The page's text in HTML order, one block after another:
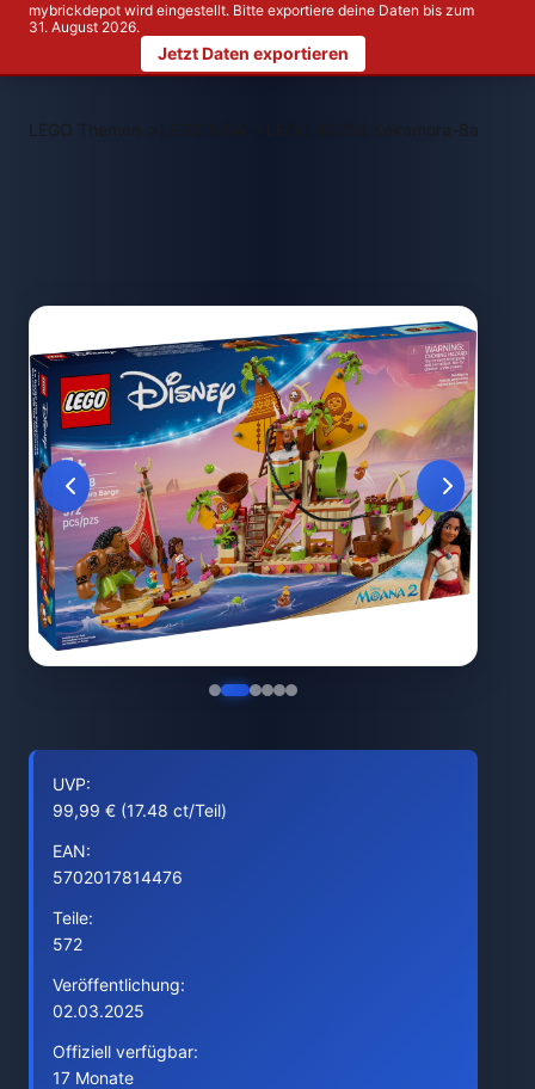
mybrickdepot wird eingestellt. Bitte exportiere deine Daten bis zum
31. August 2026.
Jetzt Daten exportieren
LEGO Themen > LEGO 43258 Kakamora-Barge
UVP:
99,99 € (17.48 ct/Teil)
EAN:
5702017814476
Teile:
572
Veröffentlichung:
02.03.2025
Offiziell verfügbar:
17 Monate